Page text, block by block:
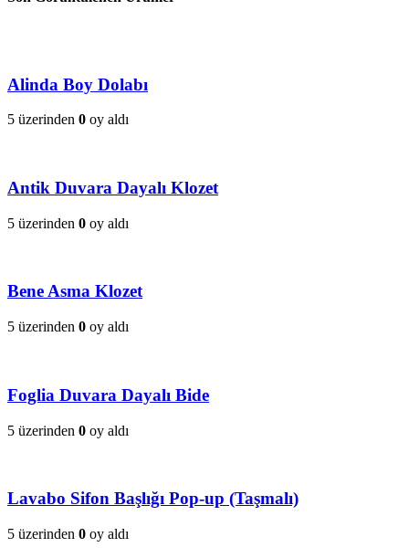
Alinda Boy Dolabı
5 üzerinden 0 oy aldı
Antik Duvara Dayalı Klozet
5 üzerinden 0 oy aldı
Bene Asma Klozet
5 üzerinden 0 oy aldı
Foglia Duvara Dayalı Bide
5 üzerinden 0 oy aldı
Lavabo Sifon Başlığı Pop-up (Taşmalı)
5 üzerinden 0 oy aldı